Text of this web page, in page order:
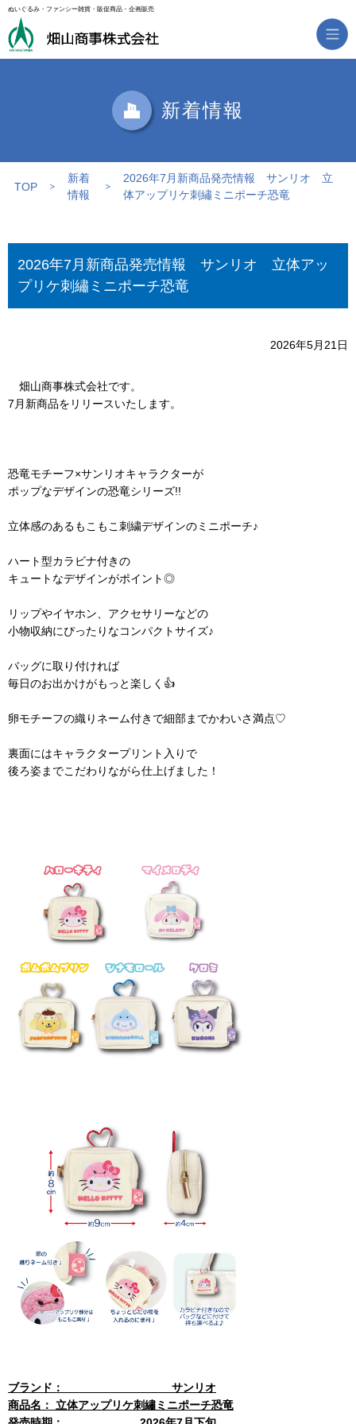
ぬいぐるみ・ファンシー雑貨・販促商品・企画販売
新着情報
TOP
新着
情報
2026年7月新商品発売情報 サンリオ 立
体アップリケ刺繡ミニポーチ恐竜
2026年7月新商品発売情報 サンリオ 立体アッ
プリケ刺繡ミニポーチ恐竜
2026年5月21日
畑山商事株式会社です。
7月新商品をリリースいたします。
恐竜モチーフ×サンリオキャラクターが
ポップなデザインの恐竜シリーズ!!
立体感のあるもこもこ刺繍デザインのミニポーチ♪
ハート型カラビナ付きの
キュートなデザインがポイント◎
リップやイヤホン、アクセサリーなどの
小物収納にぴったりなコンパクトサイズ♪
バッグに取り付ければ
毎日のお出かけがもっと楽しく👍
卵モチーフの織りネーム付きで細部までかわいさ満点♡
裏面にはキャラクタープリント入りで
後ろ姿までこだわりながら仕上げました！
ブランド： サンリオ
商品名： 立体アップリケ刺繡ミニポーチ恐竜